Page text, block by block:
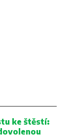
ke štěstí: